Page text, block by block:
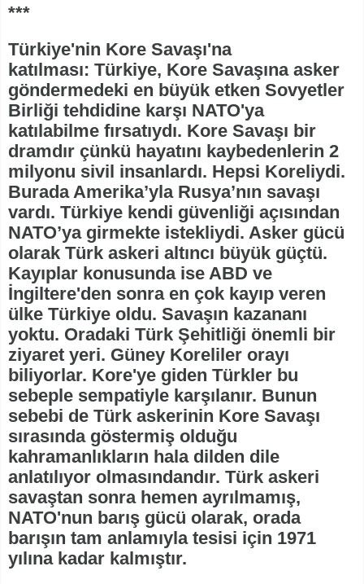
***
Türkiye'nin Kore Savaşı'na
katılması: Türkiye, Kore Savaşına asker
göndermedeki en büyük etken Sovyetler
Birliği tehdidine karşı NATO'ya
katılabilme fırsatıydı. Kore Savaşı bir
dramdır çünkü hayatını kaybedenlerin 2
milyonu sivil insanlardı. Hepsi Koreliydi.
Burada Amerika’yla Rusya’nın savaşı
vardı. Türkiye kendi güvenliği açısından
NATO’ya girmekte istekliydi. Asker gücü
olarak Türk askeri altıncı büyük güçtü.
Kayıplar konusunda ise ABD ve
İngiltere'den sonra en çok kayıp veren
ülke Türkiye oldu. Savaşın kazananı
yoktu. Oradaki Türk Şehitliği önemli bir
ziyaret yeri. Güney Koreliler orayı
biliyorlar. Kore'ye giden Türkler bu
sebeple sempatiyle karşılanır. Bunun
sebebi de Türk askerinin Kore Savaşı
sırasında göstermiş olduğu
kahramanlıkların hala dilden dile
anlatılıyor olmasındandır. Türk askeri
savaştan sonra hemen ayrılmamış,
NATO'nun barış gücü olarak, orada
barışın tam anlamıyla tesisi için 1971
yılına kadar kalmıştır.